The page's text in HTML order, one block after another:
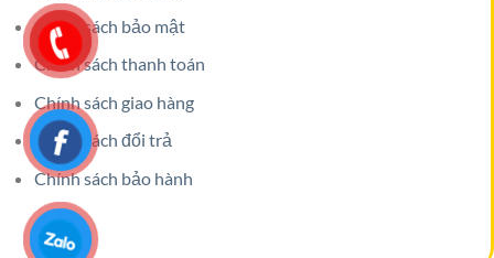
Chính sách bảo mật
Chính sách thanh toán
Chính sách giao hàng
Chính sách đổi trả
Chính sách bảo hành